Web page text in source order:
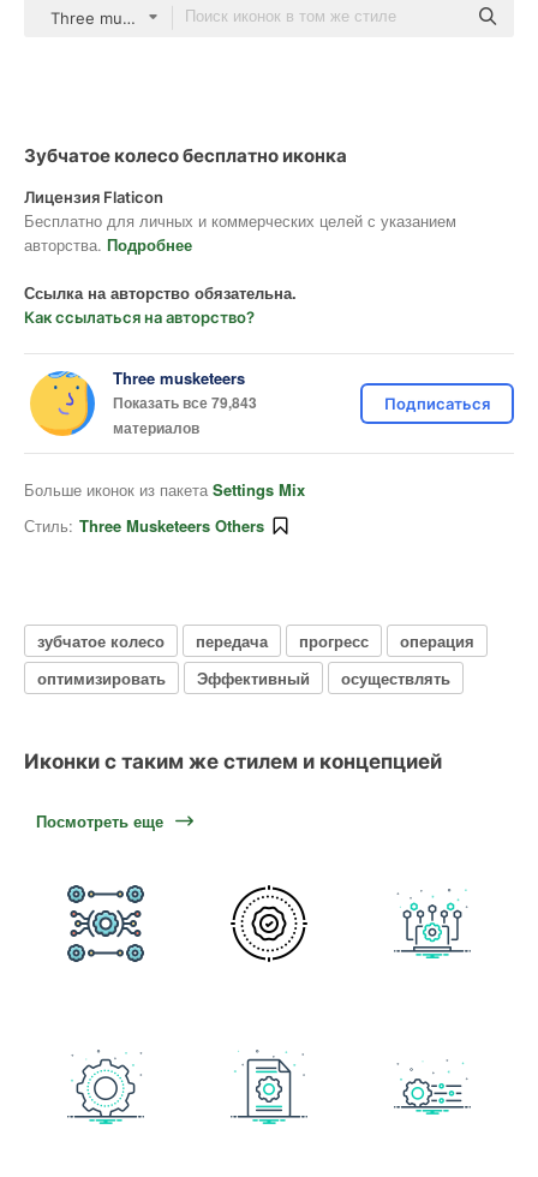
Three musketeers Others
Зубчатое колесо бесплатно иконка
Лицензия Flaticon
Бесплатно для личных и коммерческих целей с указанием
авторства. Подробнее
Ссылка на авторство обязательна.
Как ссылаться на авторство?
Three musketeers
Показать все 79,843
материалов
Подписаться
Больше иконок из пакета Settings Mix
Стиль: Three Musketeers Others
зубчатое колесо передача прогресс
операция
оптимизировать
Эффективный осуществлять
Иконки с таким же стилем и концепцией
Посмотреть еще